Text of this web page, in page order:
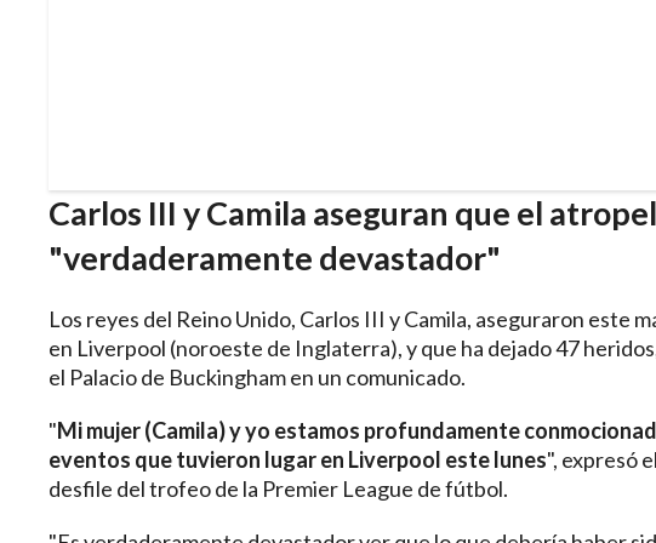
Carlos III y Camila aseguran que el
"verdaderamente devastador"
Los reyes del Reino Unido, Carlos III y Camila, aseguraron este
en Liverpool (noroeste de Inglaterra), y que ha dejado 47
el Palacio de Buckingham en un comunicado.
"Mi mujer (Camila) y yo estamos profundamente
eventos que tuvieron lugar en Liverpool este lunes", expresó
desfile del trofeo de la Premier League de fútbol.